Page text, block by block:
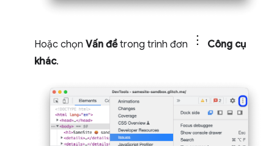
Hoặc chọn Vấn đềtrong trình đơn
Công cụ
khác.